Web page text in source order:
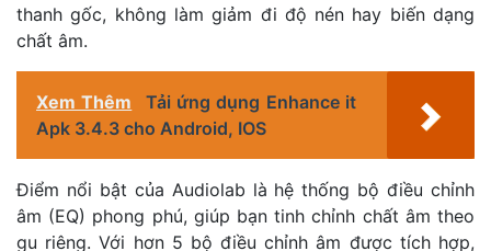
thanh gốc, không làm giảm đi độ nén hay biến dạng
chất âm.
Xem Thêm
Tải ứng dụng Enhance it
Apk 3.4.3 cho Android, IOS
Điểm nổi bật của Audiolab là hệ thống bộ điều chỉnh
âm (EQ) phong phú, giúp bạn tinh chỉnh chất âm theo
gu riêng. Với hơn 5 bộ điều chỉnh âm được tích hợp,